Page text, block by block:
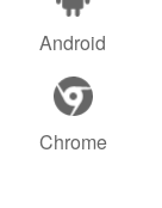
Android
Chrome